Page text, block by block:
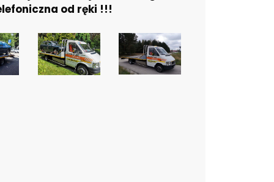
od ręki !!!